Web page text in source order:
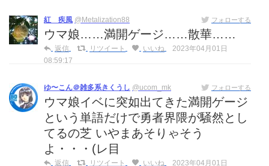
紅 疾風 @Metalization88 フォローする
ウマ娘……満開ゲージ……散華……
返信 リツイート いいね
2023年04月01日
08:59:17
ゆ〜こん＠雑多系きくうし @ucom_mk フォローする
ウマ娘イベに突如出てきた満開ゲージ
という単語だけで勇者界隈が騒然とし
てるの芝 いやまあそりゃそう
よ・・・(レ目
返信 リツイート いいね
2023年04月01日